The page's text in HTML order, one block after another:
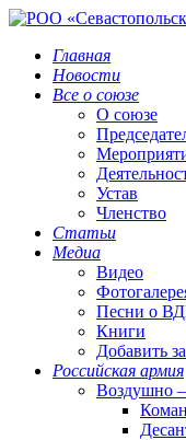
Главная
Новости
Все о союзе
О союзе
Устав
Членство
Статьи
Медиа
Видео
Песни о
Книги
Добавить
Российская армия
Воздушно